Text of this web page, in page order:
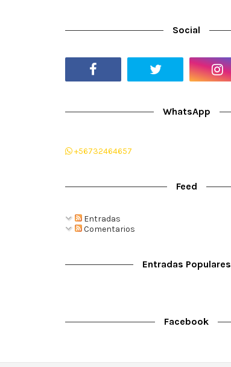
Social
WhatsApp
+56732464657
Feed
Entradas
Comentarios
Entradas Populares
Facebook